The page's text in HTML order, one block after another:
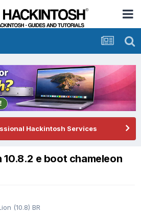
Hackintosh Services
10.8.2 e boot chameleon
(10.8) BR